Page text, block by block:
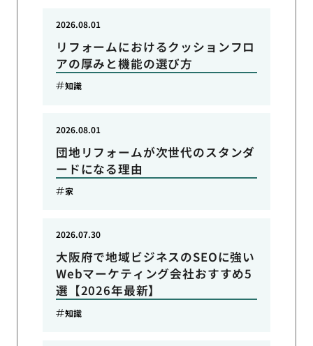
リフォームにおけるクッションフロ
アの厚みと機能の選び方
2026.08.01
知識
団地リフォームが次世代のスタンダ
ードになる理由
2026.08.01
家
大阪府で地域ビジネスのSEOに強い
Webマーケティング会社おすすめ5
選【2026年最新】
2026.07.30
知識